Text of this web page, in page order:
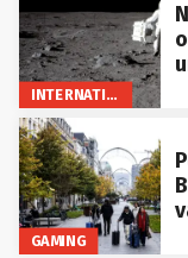
INTERNATIONAL
GAMING